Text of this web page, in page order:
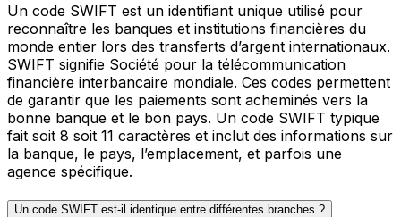
Un code SWIFT est un identifiant unique utilisé pour
reconnaître les banques et institutions financières du
monde entier lors des transferts d’argent internationaux.
SWIFT signifie Société pour la télécommunication
financière interbancaire mondiale. Ces codes permettent
de garantir que les paiements sont acheminés vers la
bonne banque et le bon pays. Un code SWIFT typique
fait soit 8 soit 11 caractères et inclut des informations sur
la banque, le pays, l’emplacement, et parfois une
agence spécifique.
Un code SWIFT est-il identique entre différentes branches ?